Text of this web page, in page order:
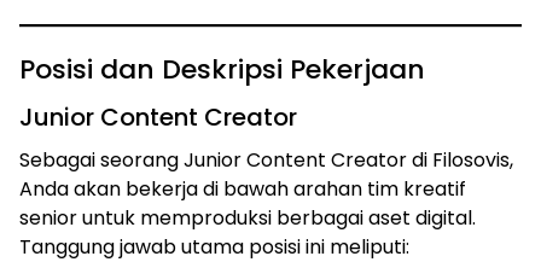
Posisi dan Deskripsi Pekerjaan
Junior Content Creator
Sebagai seorang Junior Content Creator di Filosovis,
Anda akan bekerja di bawah arahan tim kreatif
senior untuk memproduksi berbagai aset digital.
Tanggung jawab utama posisi ini meliputi: